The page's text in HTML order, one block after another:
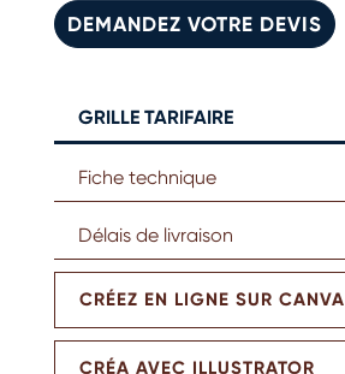
ml
DEMANDEZ VOTRE DEVIS
GRILLE TARIFAIRE
Fiche technique
Délais de livraison
CRÉEZ EN LIGNE SUR CANVA
CRÉA AVEC ILLUSTRATOR